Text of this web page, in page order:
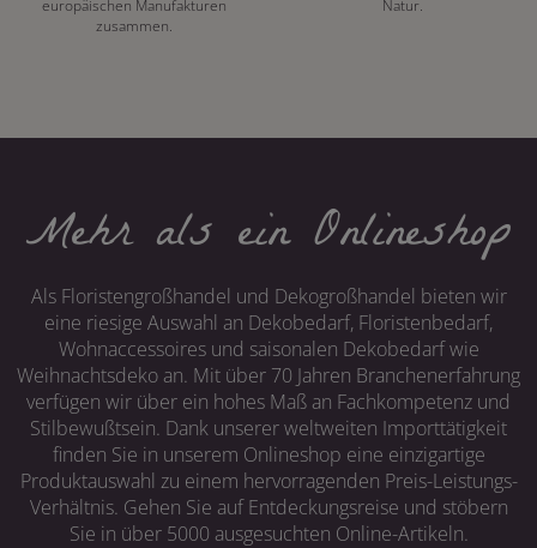
europäischen Manufakturen
zusammen.
Natur.
Mehr als ein Onlineshop
Als Floristengroßhandel und Dekogroßhandel bieten wir
eine riesige Auswahl an Dekobedarf, Floristenbedarf,
Wohnaccessoires und saisonalen Dekobedarf wie
Weihnachtsdeko an. Mit über 70 Jahren Branchenerfahrung
verfügen wir über ein hohes Maß an Fachkompetenz und
Stilbewußtsein. Dank unserer weltweiten Importtätigkeit
finden Sie in unserem Onlineshop eine einzigartige
Produktauswahl zu einem hervorragenden Preis-Leistungs-
Verhältnis. Gehen Sie auf Entdeckungsreise und stöbern
Sie in über 5000 ausgesuchten Online-Artikeln.